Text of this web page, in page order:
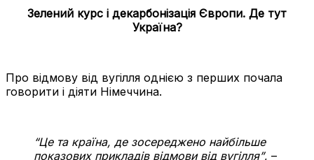
Зелений курс і декарбонізація Європи. Де тут
Україна?
Про відмову від вугілля однією з перших почала
говорити і діяти Німеччина.
“Це та країна, де зосереджено найбільше
показових прикладів відмови від вугілля”, –